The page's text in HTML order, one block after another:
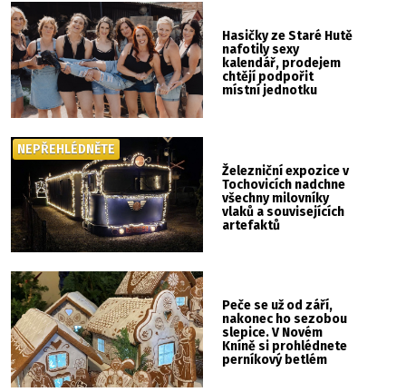
Hasičky ze Staré Hutě
nafotily sexy
kalendář, prodejem
chtějí podpořit
místní jednotku
Železniční expozice v
Tochovicích nadchne
všechny milovníky
vlaků a souvisejících
artefaktů
NEPŘEHLÉDNĚTE
Peče se už od září,
nakonec ho sezobou
slepice. V Novém
Kníně si prohlédnete
perníkový betlém